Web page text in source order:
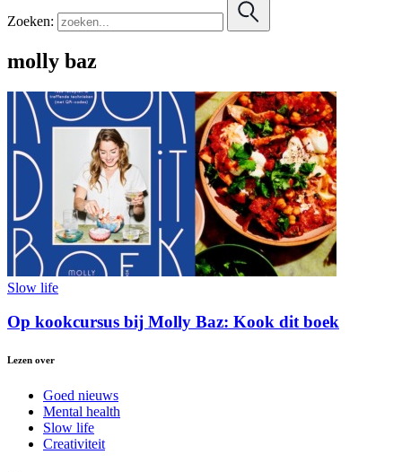
Zoeken:
molly baz
Slow life
Op kookcursus bij Molly Baz: Kook dit boek
Lezen over
Goed nieuws
Mental health
Slow life
Creativiteit